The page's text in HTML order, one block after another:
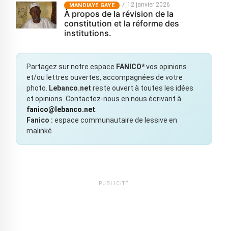
MANDIAYE GAYE 12 janvier 2026
À propos de la révision de la
constitution et la réforme des
institutions.
Partagez sur notre espace FANICO*vos opinions
et/ou lettres ouvertes, accompagnées de votre
photo.
Lebanco.net reste ouvert à toutes les idées
et opinions. Contactez-nous en nous écrivant à
fanico@lebanco.net
Fanico : espace communautaire de lessive en
malinké
PUBLICITÉ